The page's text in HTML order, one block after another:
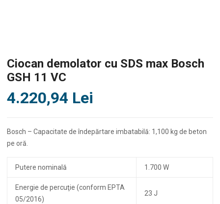
Ciocan demolator cu SDS max Bosch
GSH 11 VC
4.220,94 Lei
Bosch – Capacitate de îndepărtare imbatabilă: 1,100 kg de beton
pe oră.
Putere nominală 1.700 W
Energie de percuţie (conform EPTA
05/2016)
23 J